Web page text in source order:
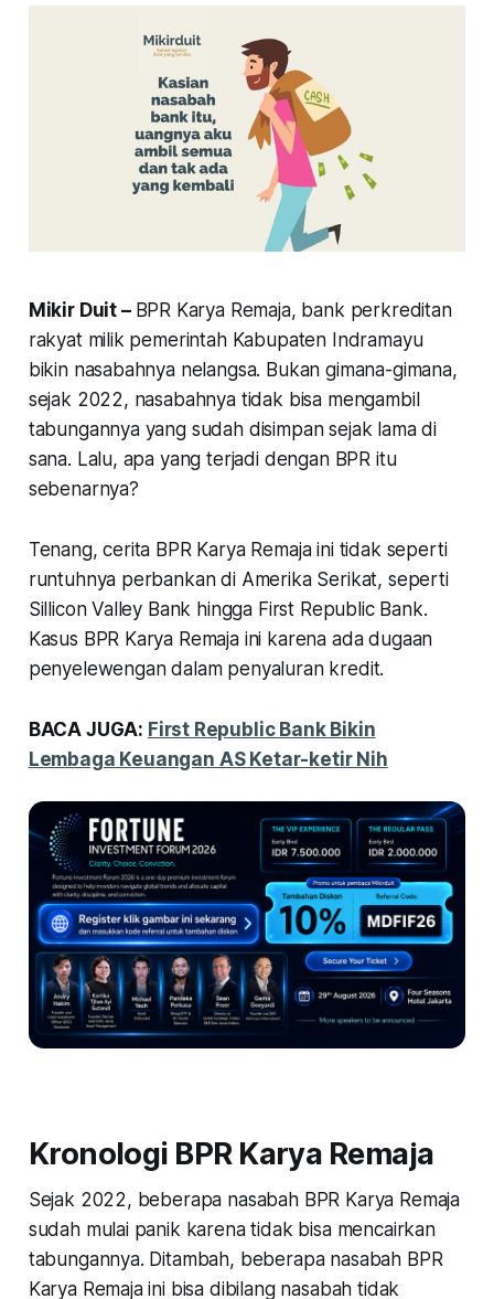
Mikir Duit – BPR Karya Remaja, bank perkreditan
rakyat milik pemerintah Kabupaten Indramayu
bikin nasabahnya nelangsa. Bukan gimana-gimana,
sejak 2022, nasabahnya tidak bisa mengambil
tabungannya yang sudah disimpan sejak lama di
sana. Lalu, apa yang terjadi dengan BPR itu
sebenarnya?
Tenang, cerita BPR Karya Remaja ini tidak seperti
runtuhnya perbankan di Amerika Serikat, seperti
Sillicon Valley Bank hingga First Republic Bank.
Kasus BPR Karya Remaja ini karena ada dugaan
penyelewengan dalam penyaluran kredit.
BACA JUGA: First Republic Bank Bikin
Lembaga Keuangan AS Ketar-ketir Nih
Kronologi BPR Karya Remaja
Sejak 2022, beberapa nasabah BPR Karya Remaja
sudah mulai panik karena tidak bisa mencairkan
tabungannya. Ditambah, beberapa nasabah BPR
Karya Remaja ini bisa dibilang nasabah tidak